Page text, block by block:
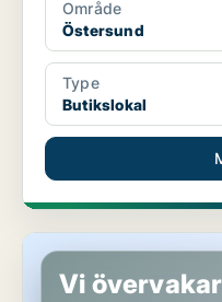
Område
Östersund
Type
Butikslokal
Butikslokal i Östersund
Vi